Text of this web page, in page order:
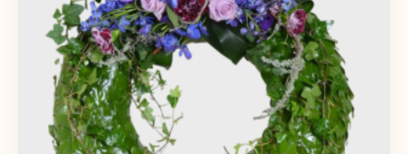
Sorgbukett
Hjärta
Personligt arrangemang
Sorgdekoration